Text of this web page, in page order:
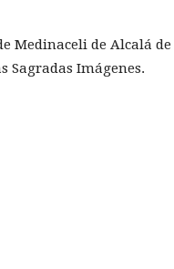
Medinaceli de Alcalá
Sagradas Imágenes.